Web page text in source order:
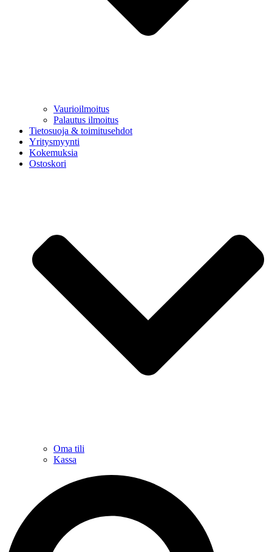
Vaurioilmoitus
Palautus ilmoitus
Tietosuoja & toimitusehdot
Yritysmyynti
Kokemuksia
Ostoskori
Oma tili
Kassa